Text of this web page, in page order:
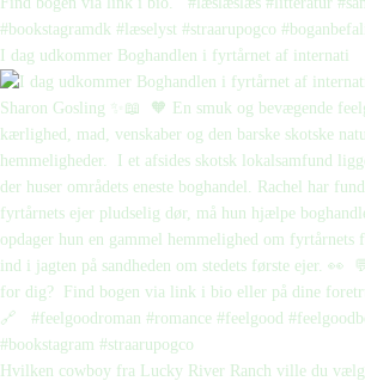
I dag udkommer Boghandlen i fyrtårnet af internati
Hvilken cowboy fra Lucky River Ranch ville du vælg